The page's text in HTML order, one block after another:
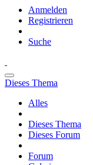
Anmelden
Registrieren
Suche
Dieses Thema
Alles
Dieses Thema
Dieses Forum
Forum